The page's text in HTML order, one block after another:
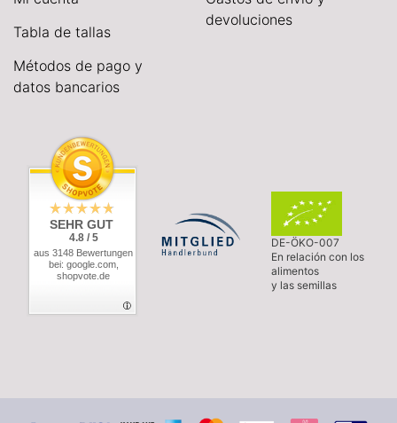
Tabla de tallas
Métodos de pago y
datos bancarios
devoluciones
SEHR GUT
4.8 / 5
aus 3148 Bewertungen
bei: google.com,
shopvote.de
DE-ÖKO-007
En relación con los
alimentos
y las semillas